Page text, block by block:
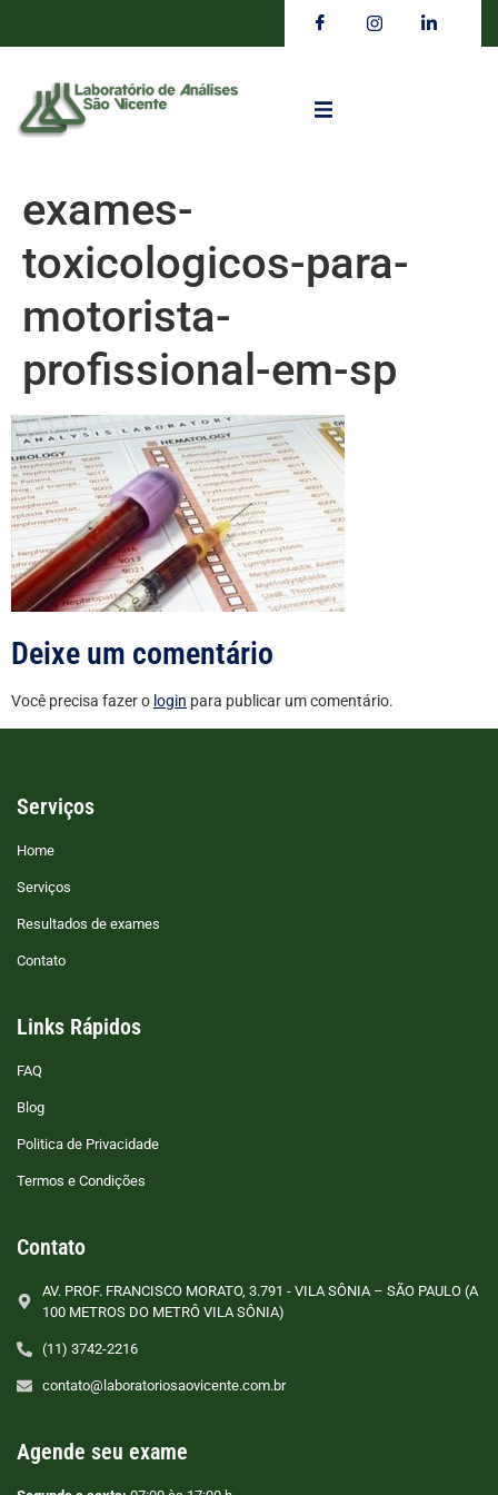
exames-
toxicologicos-para-
motorista-
profissional-em-sp
Deixe um comentário
Você precisa fazer o login para publicar um comentário.
Serviços
Home
Serviços
Resultados de exames
Contato
Links Rápidos
FAQ
Blog
Politica de Privacidade
Termos e Condições
Contato
AV. PROF. FRANCISCO MORATO, 3.791 - VILA SÔNIA – SÃO PAULO (A
100 METROS DO METRÔ VILA SÔNIA)
(11) 3742-2216
contato@laboratoriosaovicente.com.br
Agende seu exame